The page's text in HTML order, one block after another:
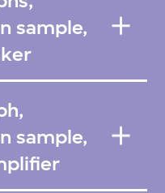
sample,
sample,